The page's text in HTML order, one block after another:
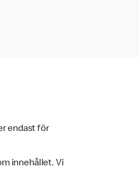
endast för
innehållet. Vi